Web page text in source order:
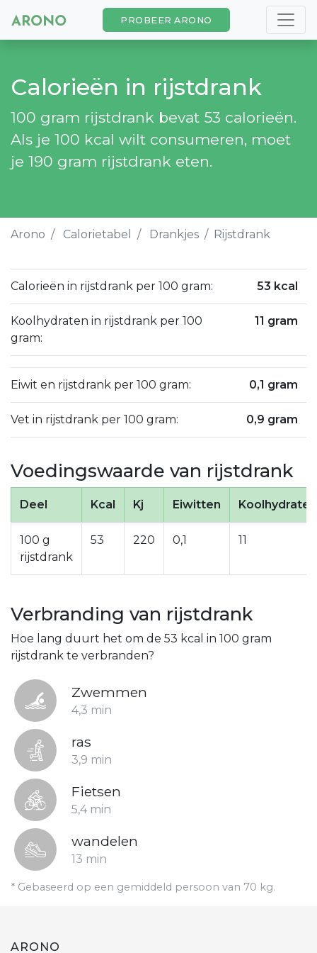
PROBEER ARONO
Calorieën in rijstdrank
100 gram rijstdrank bevat 53 calorieën.
Als je 100 kcal wilt consumeren, moet
je 190 gram rijstdrank eten.
Arono Calorietabel Drankjes Rijstdrank
Calorieën in rijstdrank per 100 gram: 53 kcal
Koolhydraten in rijstdrank per 100
gram:
11 gram
Eiwit en rijstdrank per 100 gram: 0,1 gram
Vet in rijstdrank per 100 gram: 0,9 gram
Voedingswaarde van rijstdrank
Deel Kcal Kj Eiwitten Koolhydraten
100 g
rijstdrank
53 220 0,1 11
Verbranding van rijstdrank
Hoe lang duurt het om de 53 kcal in 100 gram
rijstdrank te verbranden?
Zwemmen
4,3 min
ras
3,9 min
Fietsen
5,4 min
wandelen
13 min
* Gebaseerd op een gemiddeld persoon van 70 kg.
ARONO